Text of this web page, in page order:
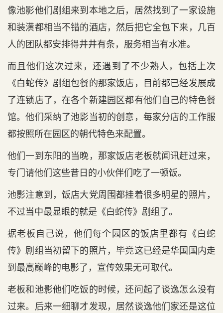
像池影他们剧组来到本地之后，居然找到了一家设施
和装潢都相当不错的酒店，然后把它全包下来，几百
人的团队都安排得井井有条，服务相当有水准。
而且他们这次过来，还遇到了不少熟人，包括上次
《白蛇传》剧组包餐的那家饭店，目前都已经发展成
了连锁店了，在各个新建园区都有他们自己的特色餐
馆。他们采纳了池影当初的创意，每家分店的工作服
都按照所在园区的朝代特色来配置。
他们一到东阳的当晚，那家饭店老板就闻讯赶过来，
专门请他们这些昔日的小伙伴们吃了一顿饭。
池影注意到，饭店大党周围都挂着很多明星的照片，
不过当中最显眼的就是《白蛇传》剧组了。
据老板自己说，他们每个园区的饭店里都有《白蛇
传》剧组当初留下的照片，毕竟这已经是华国国内走
到最高巅峰的电影了，宣传效果无可取代。
老板和池影他们吃饭的时候，还问起了谈逸怎么没有
过来。后来一细聊才发现，居然谈逸他们家还是这位